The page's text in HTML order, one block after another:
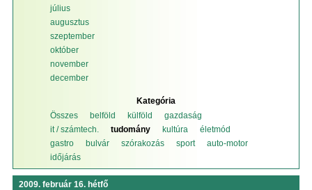
július
augusztus
szeptember
október
november
december
Kategória
Összes
belföld külföld
gazdaság
it / számtech.
tudomány kultúra
életmód
gastro
bulvár szórakozás sport
auto-motor
időjárás
2009. február 16. hétfő